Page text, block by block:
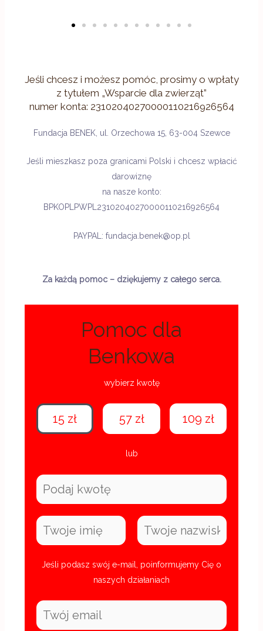
Jeśli chcesz i możesz pomóc, prosimy o wpłaty
z tytułem „Wsparcie dla zwierząt”
numer konta: 23102040270000110216926564
Fundacja BENEK, ul. Orzechowa 15, 63-004 Szewce
Jeśli mieszkasz poza granicami Polski i chcesz wpłacić
darowiznę
na nasze konto:
BPKOPLPWPL23102040270000110216926564
PAYPAL: fundacja.benek@op.pl
Za każdą pomoc – dziękujemy z całego serca.
Pomoc dla
Benkowa
wybierz kwotę
15 zł 57 zł 109 zł
lub
Jeśli podasz swój e-mail, poinformujemy Cię o
naszych działaniach